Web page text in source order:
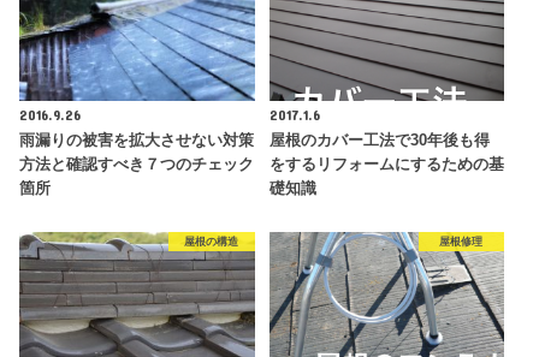
2016.9.26
雨漏りの被害を拡大させない対策
方法と確認すべき７つのチェック
箇所
2017.1.6
屋根のカバー工法で30年後も得
をするリフォームにするための基
礎知識
屋根の構造 屋根修理